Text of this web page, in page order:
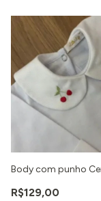
Body com punho
R$129,00